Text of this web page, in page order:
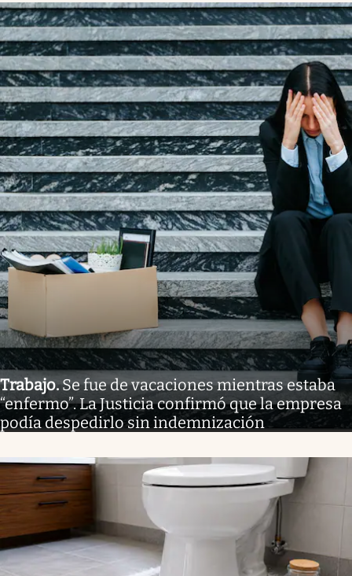
Trabajo.Se fue de vacaciones mientras estaba
“enfermo”. La Justicia confirmó que la empresa
podía despedirlo sin indemnización